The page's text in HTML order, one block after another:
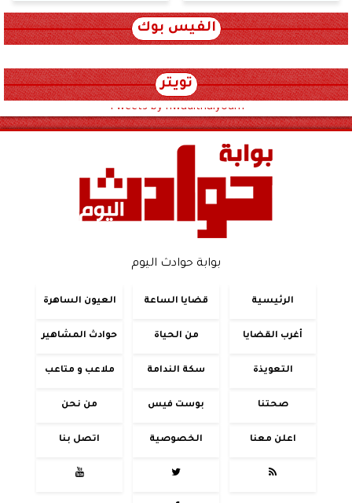
الفيس بوك
تويتر
Tweets by hwadithalyoum
بوابة حوادث اليوم
الرئيسية قضايا الساعة العيون الساهرة
أغرب القضايا من الحياة حوادث المشاهير
التعويذة سكة الندامة ملاعب و متاعب
صحتنا بوست فيس من نحن
اعلن معنا الخصوصية اتصل بنا


